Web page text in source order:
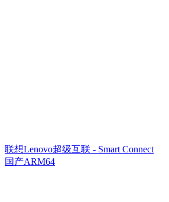
联想Lenovo超级互联 - Smart Connect
国产ARM64